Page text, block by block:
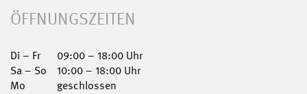
ÖFFNUNGSZEITEN
Di – Fr
09:00 – 18:00 Uhr
Sa – So
10:00 – 18:00 Uhr
Mo
geschlossen